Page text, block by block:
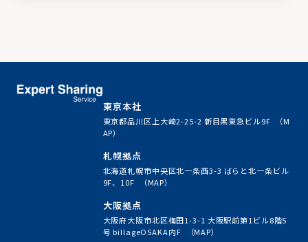
東京本社
東京都品川区上大崎2-25-2 新目黒東急ビル9F
（M
AP）
札幌拠点
北海道札幌市中央区北一条西3-3 ばらと北一条ビル
9F、10F
（MAP）
大阪拠点
大阪府大阪市北区梅田1-3-1 大阪駅前第1ビル8階5
号 billageOSAKA内F
（MAP）